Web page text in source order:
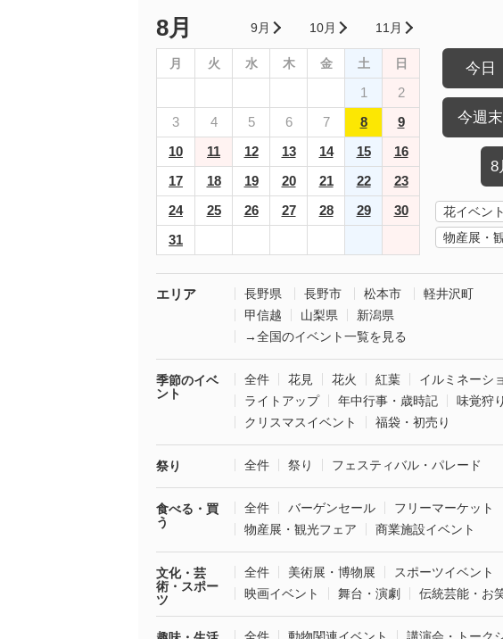
8月 9月 10月 11月
月 火 水 木 金 土 日
1
2
3
4 5 6 7 8
9
10
11 12 13 14 15
16
17
18 19 20 21 22
23
24
25 26 27 28 29
30
31
今日
今週末
8
花イベント
物産展・
エリア 長野県 長野市 松本市
軽井沢町
甲信越
山梨県
新潟県
→全国のイベント一覧を見る
季節のイベ
ント
全件 花見 花火 紅葉 イルミネーシ
ライトアップ
年中行事・歳時記
味覚狩
クリスマスイベント
福袋・初売り
祭り 全件 祭り フェスティバル・パレード
食べる・買
う
全件 バーゲンセール フリーマーケット
物産展・観光フェア
商業施設イベント
文化・芸
術・スポー
ツ
全件 美術展・博物展 スポーツイベント
映画イベント
舞台・演劇 伝統芸能・お